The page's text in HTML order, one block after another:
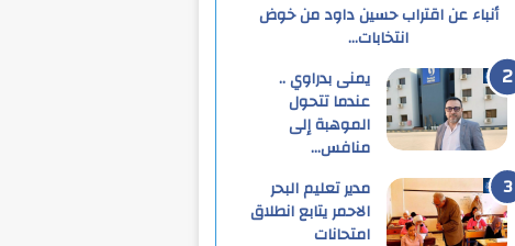
أنباء عن اقتراب حسين داود من خوض
انتخابات…
يمنى بدراوي ..
عندما تتحول
الموهبة إلى
منافس…
مدير تعليم البحر
الاحمر يتابع انطلاق
امتحانات